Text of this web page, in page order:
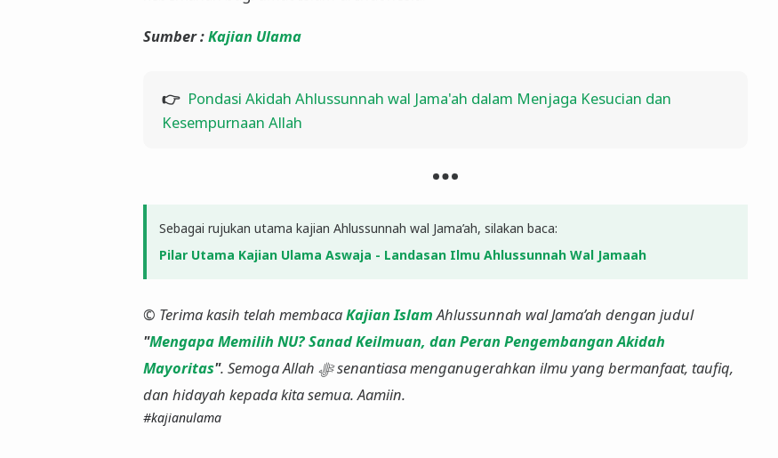
​Sumber :Kajian Ulama
👉 Pondasi Akidah Ahlussunnah wal Jama'ah dalam Menjaga Kesucian dan
Kesempurnaan Allah
Sebagai rujukan utama kajian Ahlussunnah wal Jama’ah, silakan baca:
Pilar Utama Kajian Ulama Aswaja - Landasan Ilmu Ahlussunnah Wal Jamaah
© Terima kasih telah membacaKajian IslamAhlussunnah wal Jama’ah dengan judul
"Mengapa Memilih NU? Sanad Keilmuan, dan Peran Pengembangan Akidah
Mayoritas". Semoga Allah ﷻ senantiasa menganugerahkan ilmu yang bermanfaat, taufiq,
dan hidayah kepada kita semua. Aamiin.
#kajianulama